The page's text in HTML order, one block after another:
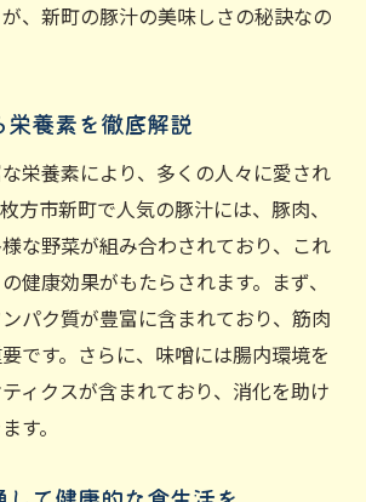
、新町の豚汁の美味しさの秘訣なの
養素を徹底解説
栄養素により、多くの人々に愛され
方市新町で人気の豚汁には、豚肉、
な野菜が組み合わされており、これ
健康効果がもたらされます。まず、
パク質が豊富に含まれており、筋肉
です。さらに、味噌には腸内環境を
ィクスが含まれており、消化を助け
す。